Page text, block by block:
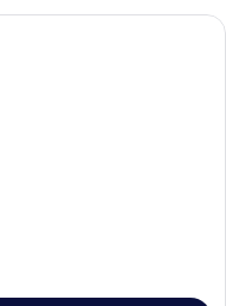
mit zwei Betten,